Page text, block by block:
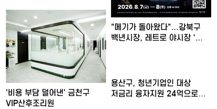
"메기가 돌아왔다"…강북구
백년시장, 레트로 야시장 '…
'비용 부담 덜어낸' 금천구
VIP산후조리원
용산구, 청년기업인 대상
저금리 융자지원 24억으로